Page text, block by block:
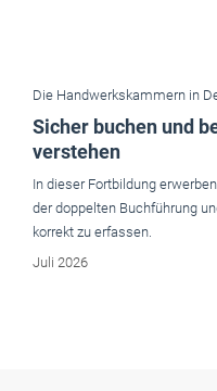
Die Handwerkskammern in
Sicher buchen und
verstehen
In dieser Fortbildung
der doppelten Buchführung
korrekt zu erfassen.
Juli 2026